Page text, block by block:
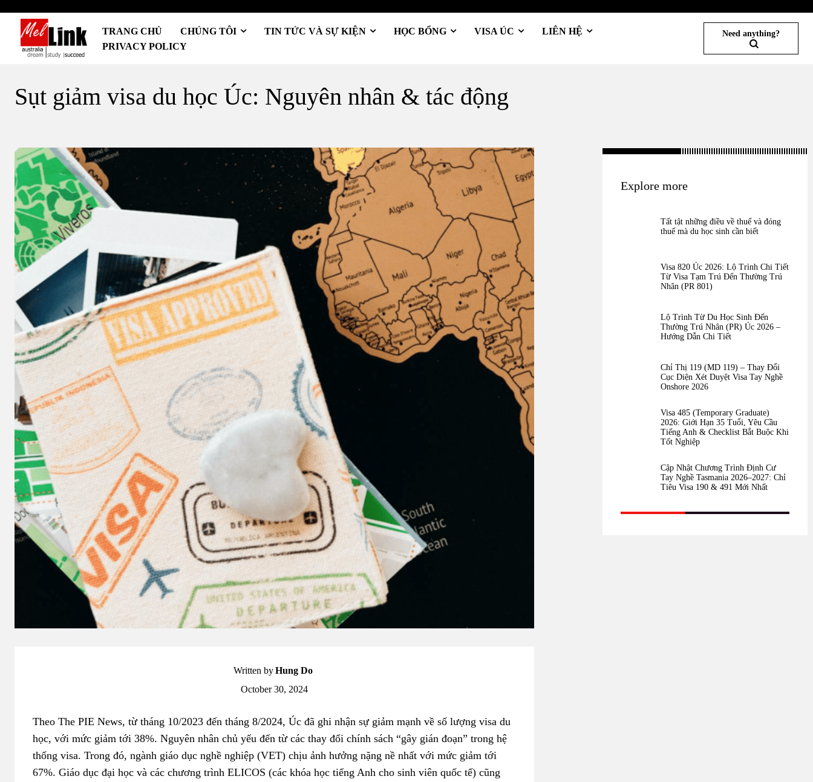
TRANG CHỦ CHÚNG TÔI TIN TỨC VÀ SỰ KIỆN HỌC BỔNG VISA ÚC
LIÊN HỆ
PRIVACY POLICY
Need anything?
Sụt giảm visa du học Úc: Nguyên nhân & tác động
Written byHung Do
October 30, 2024
Theo The PIE News, từ tháng 10/2023 đến tháng 8/2024, Úc đã ghi nhận sự giảm mạnh về số lượng visa du
học, với mức giảm tới 38%. Nguyên nhân chủ yếu đến từ các thay đổi chính sách “gây gián đoạn” trong hệ
thống visa. Trong đó, ngành giáo dục nghề nghiệp (VET) chịu ảnh hưởng nặng nề nhất với mức giảm tới
67%. Giáo dục đại học và các chương trình ELICOS (các khóa học tiếng Anh cho sinh viên quốc tế) cũng
Explore more
Tất tật những điều về thuế và đóng
thuế mà du học sinh cần biết
Visa 820 Úc 2026: Lộ Trình Chi Tiết
Từ Visa Tạm Trú Đến Thường Trú
Nhân (PR 801)
Lộ Trình Từ Du Học Sinh Đến
Thường Trú Nhân (PR) Úc 2026 –
Hướng Dẫn Chi Tiết
Chỉ Thị 119 (MD 119) – Thay Đổi
Cục Diện Xét Duyệt Visa Tay Nghề
Onshore 2026
Visa 485 (Temporary Graduate)
2026: Giới Hạn 35 Tuổi, Yêu Cầu
Tiếng Anh & Checklist Bắt Buộc Khi
Tốt Nghiệp
Cập Nhật Chương Trình Định Cư
Tay Nghề Tasmania 2026–2027: Chỉ
Tiêu Visa 190 & 491 Mới Nhất